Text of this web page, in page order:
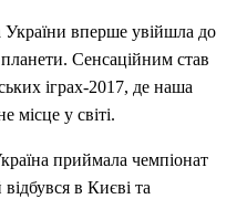
України вперше увійшла до
Сенсаційним став
іграх-2017, де наша
місце у світі.
приймала чемпіонат
в Києві та